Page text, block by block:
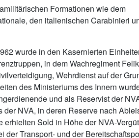
Formationen wie dem
den italienischen Carabinieri
wurde in den Kasernierten
in dem Wachregiment
Wehrdienst auf der
des Ministeriums des Innern
und als Reservist der
NVA, in deren Reserve nach
Sold in Höhe der NVA-
der Transport- und der